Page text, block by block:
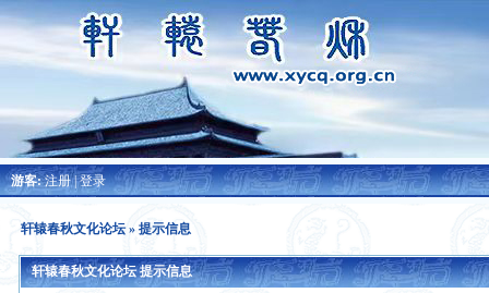
游客:注册|登录
轩辕春秋文化论坛» 提示信息
轩辕春秋文化论坛 提示信息